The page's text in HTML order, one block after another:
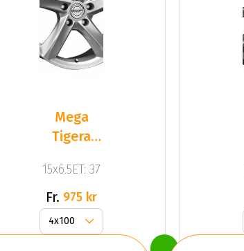
Mega
Tigera
Silver
15x6.5ET: 37
Fr. 975 kr